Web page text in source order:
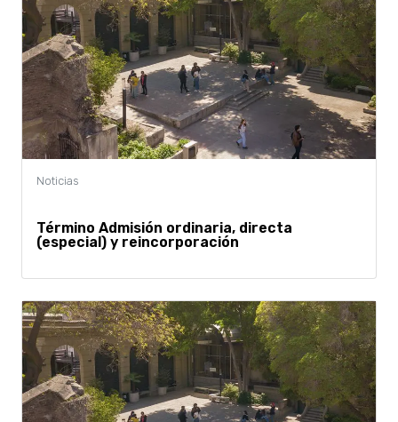
Término Admisión ordinaria, directa
(especial) y reincorporación